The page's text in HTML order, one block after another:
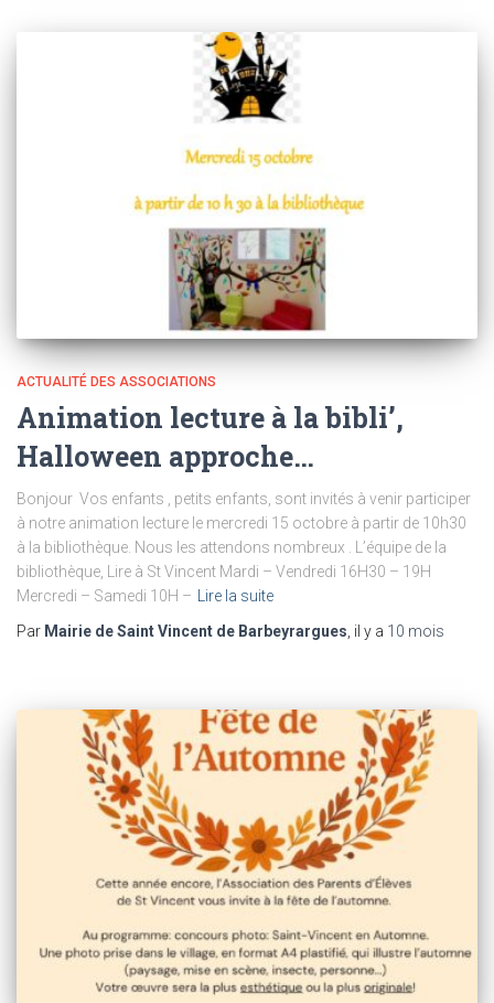
ACTUALITÉ DES ASSOCIATIONS
Animation lecture à la bibli’,
Halloween approche…
Bonjour Vos enfants , petits enfants, sont invités à venir participer
à notre animation lecture le mercredi 15 octobre à partir de 10h30
à la bibliothèque. Nous les attendons nombreux . L’équipe de la
bibliothèque, Lire à St Vincent Mardi – Vendredi 16H30 – 19H
Mercredi – Samedi 10H – Lire la suite
Par Mairie de Saint Vincent de Barbeyrargues, il y a 10 mois